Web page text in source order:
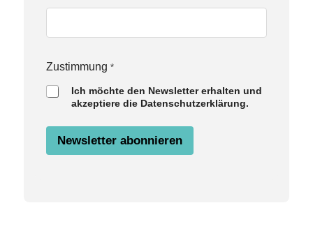
t
m
u
n
Zustimmung *
Ich möchte den Newsletter erhalten und
akzeptiere die Datenschutzerklärung.
Newsletter abonnieren